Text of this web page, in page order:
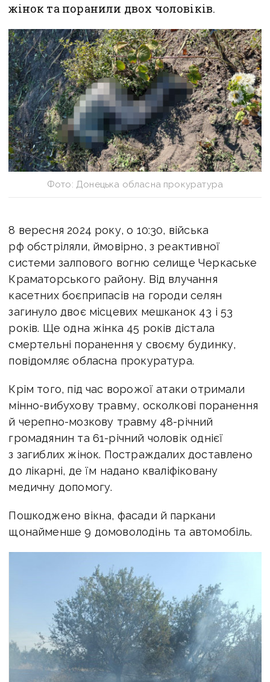
жінок та поранили двох чоловіків.
Фото: Донецька обласна прокуратура
8 вересня 2024 року, о 10:30, війська
рф обстріляли, ймовірно, з реактивної
системи залпового вогню селище Черкаське
Краматорського району. Від влучання
касетних боєприпасів на городи селян
загинуло двоє місцевих мешканок 43 і 53
років. Ще одна жінка 45 років дістала
смертельні поранення у своєму будинку,
повідомляє обласна прокуратура.
Крім того, під час ворожої атаки отримали
мінно-вибухову травму, осколкові поранення
й черепно-мозкову травму 48-річний
громадянин та 61-річний чоловік однієї
з загиблих жінок. Постраждалих доставлено
до лікарні, де їм надано кваліфіковану
медичну допомогу.
Пошкоджено вікна, фасади й паркани
щонайменше 9 домоволодінь та автомобіль.